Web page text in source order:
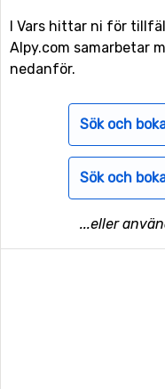
I Vars hittar ni för
Alpy.com samarbetar
nedanför.
Sök och
Sök och
...eller